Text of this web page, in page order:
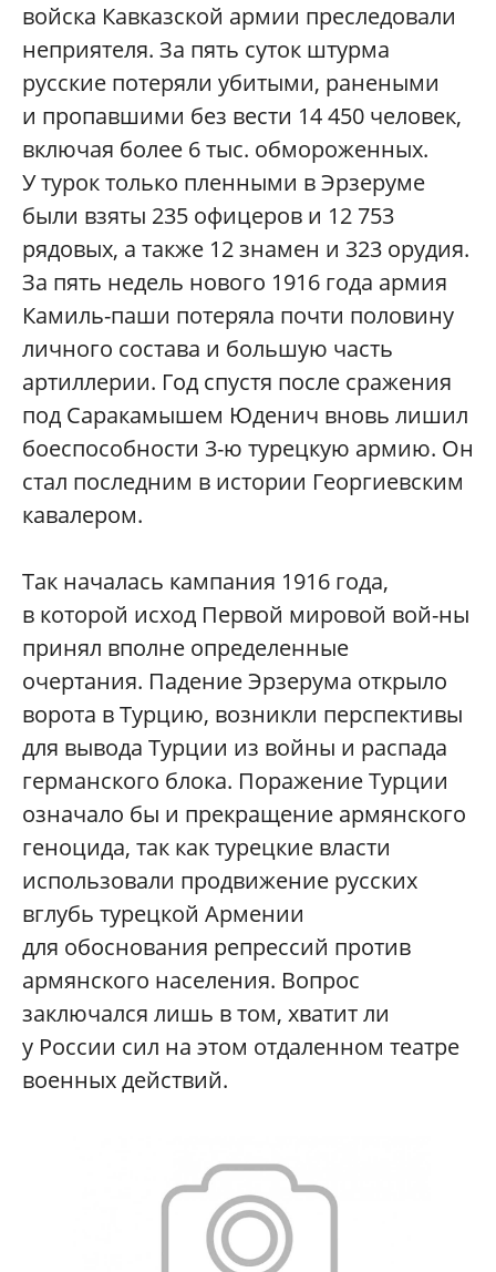
войска Кавказской армии преследовали
неприятеля. За пять суток штурма
русские потеряли убитыми, ранеными
и пропавшими без вести 14 450 человек,
включая более 6 тыс. обмороженных.
У турок только пленными в Эрзеруме
были взяты 235 офицеров и 12 753
рядовых, а также 12 знамен и 323 орудия.
За пять недель нового 1916 года армия
Камиль-паши потеряла почти половину
личного состава и большую часть
артиллерии. Год спустя после сражения
под Саракамышем Юденич вновь лишил
боеспособности 3-ю турецкую армию. Он
стал последним в истории Георгиевским
кавалером.
Так началась кампания 1916 года,
в которой исход Первой мировой вой-ны
принял вполне определенные
очертания. Падение Эрзерума открыло
ворота в Турцию, возникли перспективы
для вывода Турции из войны и распада
германского блока. Поражение Турции
означало бы и прекращение армянского
геноцида, так как турецкие власти
использовали продвижение русских
вглубь турецкой Армении
для обоснования репрессий против
армянского населения. Вопрос
заключался лишь в том, хватит ли
у России сил на этом отдаленном театре
военных действий.